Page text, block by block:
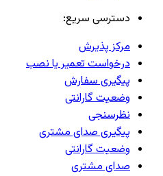
دسترسی سریع:
مرکز پذیرش
درخواست تعمیر یا نصب
پیگیری سفارش
وضعیت گارانتی
نظرسنجی
پیگیری صدای مشتری
وضعیت گارانتی
صدای مشتری